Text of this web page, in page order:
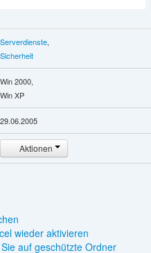
Serverdienste,
Sicherheit
Win 2000,
Win XP
29.06.2005
Aktionen
wieder aktivieren
auf geschützte Ordner